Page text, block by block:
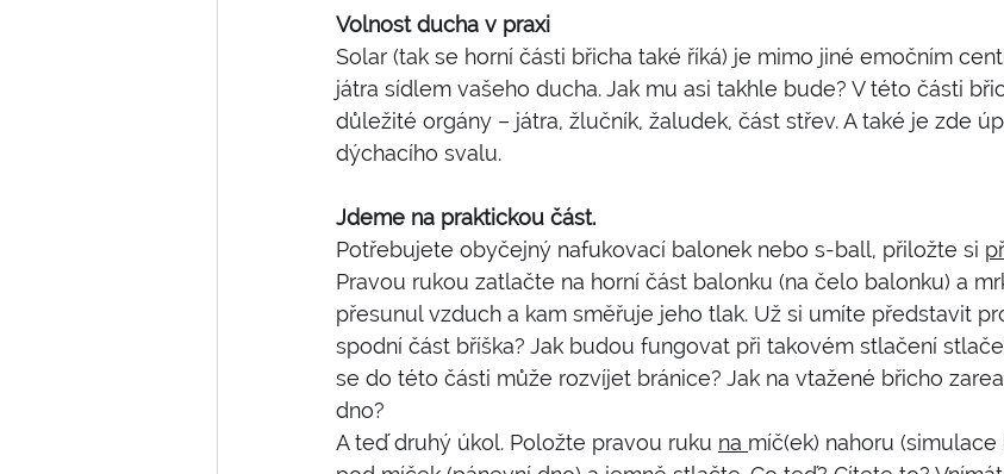
Volnost ducha v praxi
Solar (tak se horní části břicha také říká) je mimo jiné emočním
játra sídlem vašeho ducha. Jak mu asi takhle bude? V této části
důležité orgány – játra, žlučník, žaludek, část střev. A také je zde
dýchacího svalu.
Jdeme na praktickou část.
Potřebujete obyčejný nafukovací balonek nebo s-ball, přiložte si
Pravou rukou zatlačte na horní část balonku (na čelo balonku) a
přesunul vzduch a kam směřuje jeho tlak. Už si umíte představit
spodní část bříška? Jak budou fungovat při takovém stlačení
se do této části může rozvíjet bránice? Jak na vtažené břicho
dno?
A teď druhý úkol. Položte pravou ruku na míč(ek) nahoru